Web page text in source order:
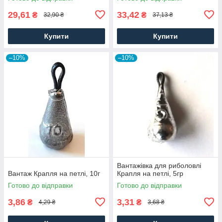
29,61 ₴ 32,90 ₴
Купити
33,42 ₴ 37,13 ₴
Купити
–10%
Вантаж Крапля на петлі, 10г
Готово до відправки
3,86 ₴ 4,29 ₴
–10%
Вантажівка для риболовлі
Крапля на петлі, 5гр
Готово до відправки
3,31 ₴ 3,68 ₴